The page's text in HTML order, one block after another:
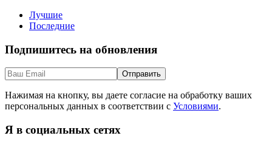
Лучшие
Последние
Подпишитесь на обновления
Нажимая на кнопку, вы даете согласие на обработку ваших
персональных данных в соответствии с Условиями.
Я в социальных сетях